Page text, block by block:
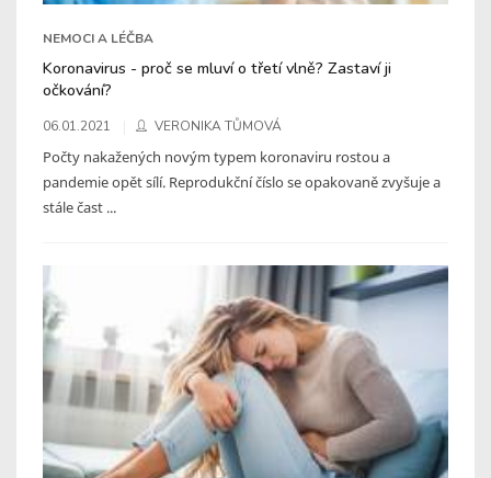
NEMOCI A LÉČBA
Koronavirus - proč se mluví o třetí vlně? Zastaví ji
očkování?
06.01.2021 VERONIKA TŮMOVÁ
Počty nakažených novým typem koronaviru rostou a
pandemie opět sílí. Reprodukční číslo se opakovaně zvyšuje a
stále čast ...